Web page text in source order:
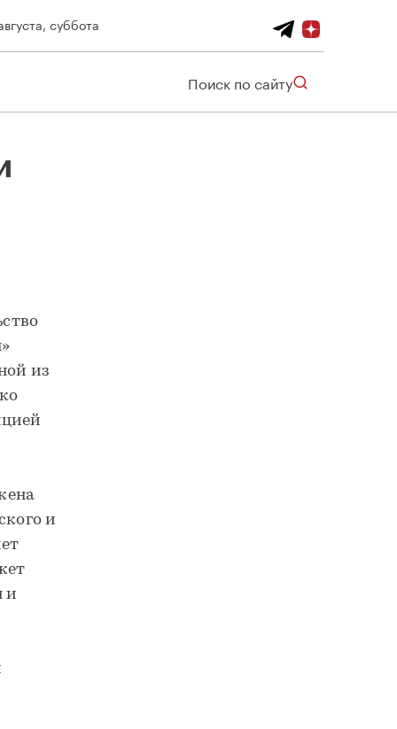
суббота
Поиск по сайту
из
и
и